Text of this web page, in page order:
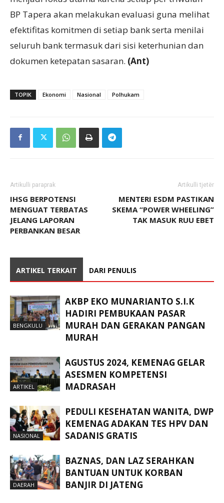
BP Tapera akan melakukan evaluasi guna melihat
efektifitas komitmen di setiap bank serta menilai
seluruh bank termasuk dari sisi keterhunian dan
dokumen ketepatan sasaran. (Ant)
TOPIK Ekonomi Nasional Polhukam
Artikulli paraprak
IHSG BERPOTENSI
MENGUAT TERBATAS
JELANG LAPORAN
PERBANKAN BESAR
Artikulli tjetër
MENTERI ESDM PASTIKAN
SKEMA “POWER WHEELING”
TAK MASUK RUU EBET
ARTIKEL TERKAIT DARI PENULIS
BENGKULU
AKBP EKO MUNARIANTO S.I.K
HADIRI PEMBUKAAN PASAR
MURAH DAN GERAKAN PANGAN
MURAH
ARTIKEL
AGUSTUS 2024, KEMENAG GELAR
ASESMEN KOMPETENSI
MADRASAH
NASIONAL
PEDULI KESEHATAN WANITA, DWP
KEMENAG ADAKAN TES HPV DAN
SADANIS GRATIS
DAERAH
BAZNAS, DAN LAZ SERAHKAN
BANTUAN UNTUK KORBAN
BANJIR DI JATENG